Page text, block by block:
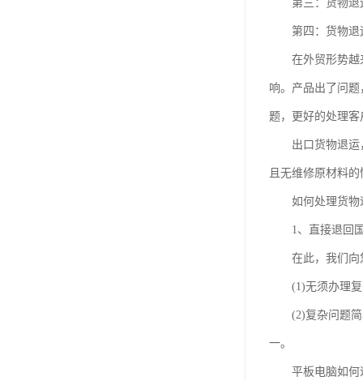
第三：货物退运
第四：货物退
在外贸形势越来
响。产品出了问
题，更好的处理客
出口货物退运，
且无维修原材料
如何处理货物退
1、直接退回国
在此，我们向您
(1)无须办理复杂
(2)复杂问题简单
一。
平板电脑如何退